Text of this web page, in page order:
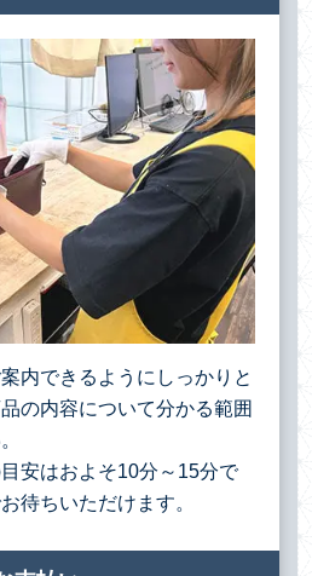
内できるようにしっかりと
の内容について分かる範囲
安はおよそ10分～15分で
待ちいただけます。